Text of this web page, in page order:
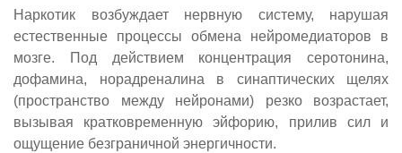
Наркотик возбуждает нервную систему, нарушая
естественные процессы обмена нейромедиаторов в
мозге. Под действием концентрация серотонина,
дофамина, норадреналина в синаптических щелях
(пространство между нейронами) резко возрастает,
вызывая кратковременную эйфорию, прилив сил и
ощущение безграничной энергичности.